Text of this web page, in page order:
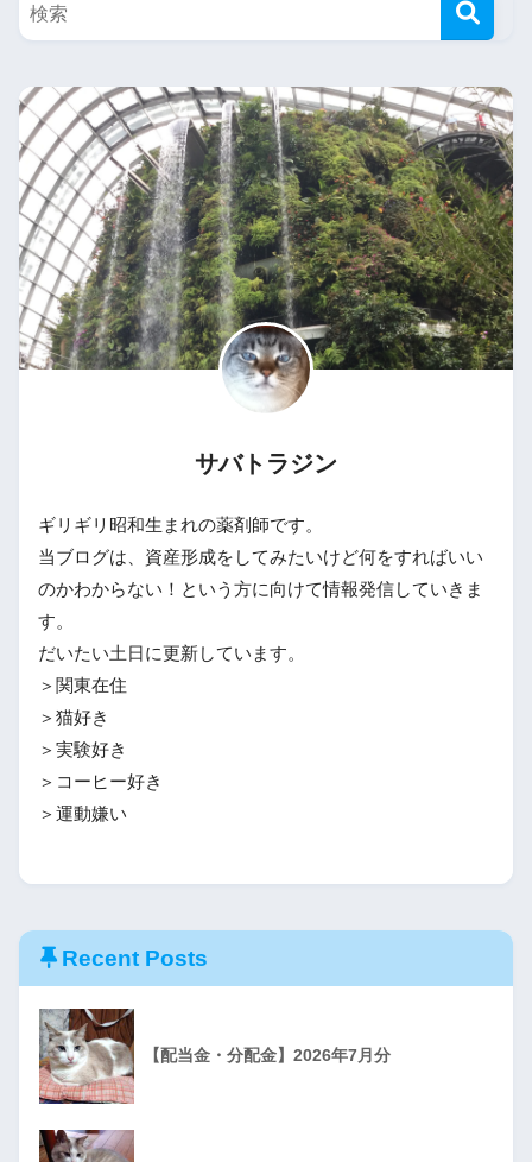
サバトラジン
ギリギリ昭和生まれの薬剤師です。
当ブログは、資産形成をしてみたいけど何をすればいい
のかわからない！という方に向けて情報発信していきま
す。
だいたい土日に更新しています。
＞関東在住
＞猫好き
＞実験好き
＞コーヒー好き
＞運動嫌い
Recent Posts
【配当金・分配金】2026年7月分